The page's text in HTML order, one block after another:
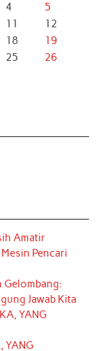
4
5
11
12
18
19
25
26
Amatir
Mesin Pencari
Gelombang:
Jawab Kita
YANG
YANG